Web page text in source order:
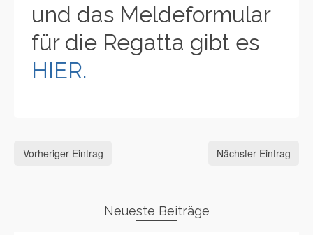
und das Meldeformular
für die Regatta gibt es
HIER.
Vorheriger Eintrag Nächster Eintrag
Neueste Beiträge